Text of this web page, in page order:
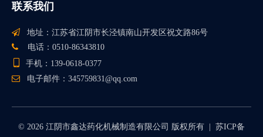
联系我们
 地址：江苏省江阴市长泾镇南山开发区祝文路86号
 电话：0510-86343810
手机：139-0618-0377
 电子邮件： 345759831@qq.com
© 2026 江阴市鑫达药化机械制造有限公司 版权所有 | 苏ICP备